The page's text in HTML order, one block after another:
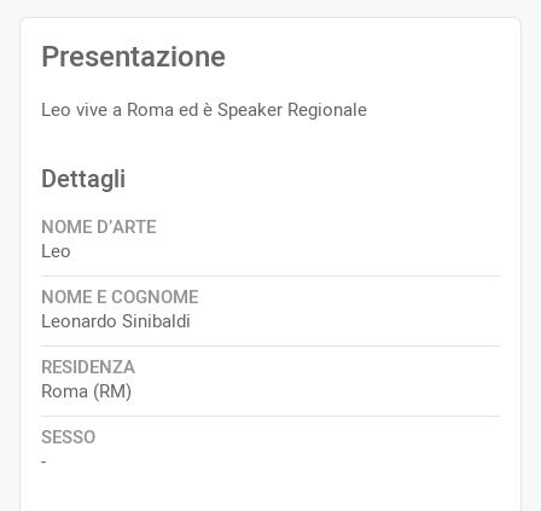
Presentazione
Leo vive a Roma ed è Speaker Regionale
Dettagli
NOME D’ARTE
Leo
NOME E COGNOME
Leonardo Sinibaldi
RESIDENZA
Roma (RM)
SESSO
-